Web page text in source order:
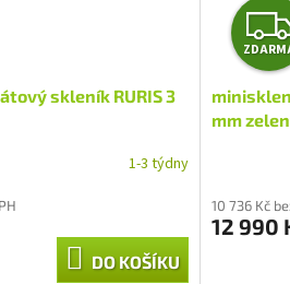
skleník RURIS 3
1-3 týdny
DO KOŠÍKU
mm
10 736 Kč
12 990